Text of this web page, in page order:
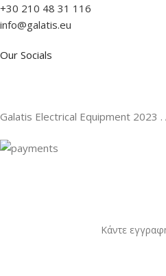
+30 210 48 31 116
info@galatis.eu
Our Socials
Galatis Electrical Equipment 2023 .
Κάντε